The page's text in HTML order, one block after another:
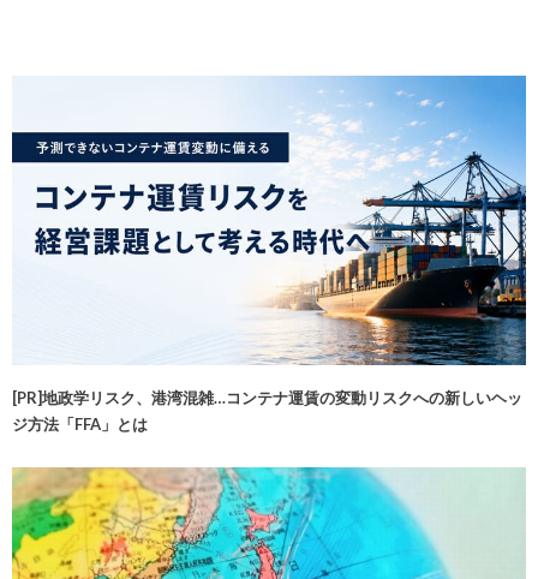
[PR]地政学リスク、港湾混雑…コンテナ運賃の変動リスクへの新しいヘッ
ジ方法「FFA」とは